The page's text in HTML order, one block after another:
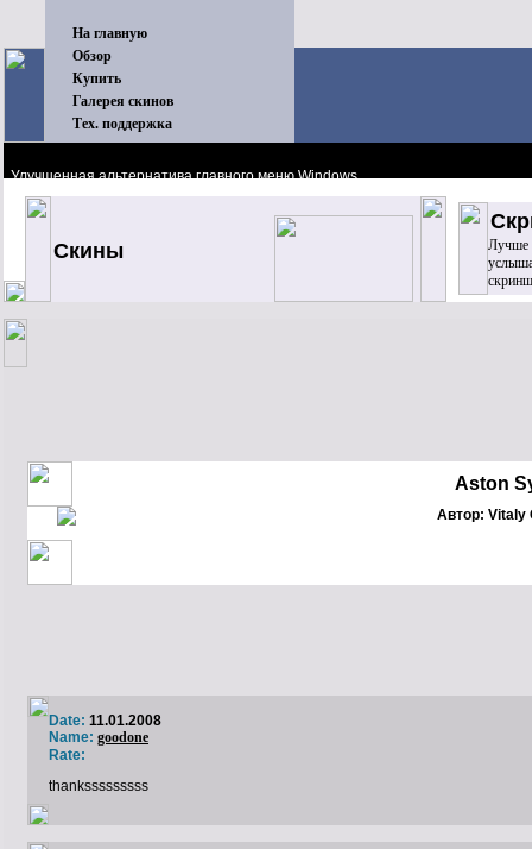
На главную
Обзор
Купить
Галерея скинов
Тех. поддержка
Улучшенная альтернатива главного меню Windows
Скины
Лучше
Aston
Автор: Vitaly
Date: 11.01.2008
Name: goodone
Rate:
thanksssssssss